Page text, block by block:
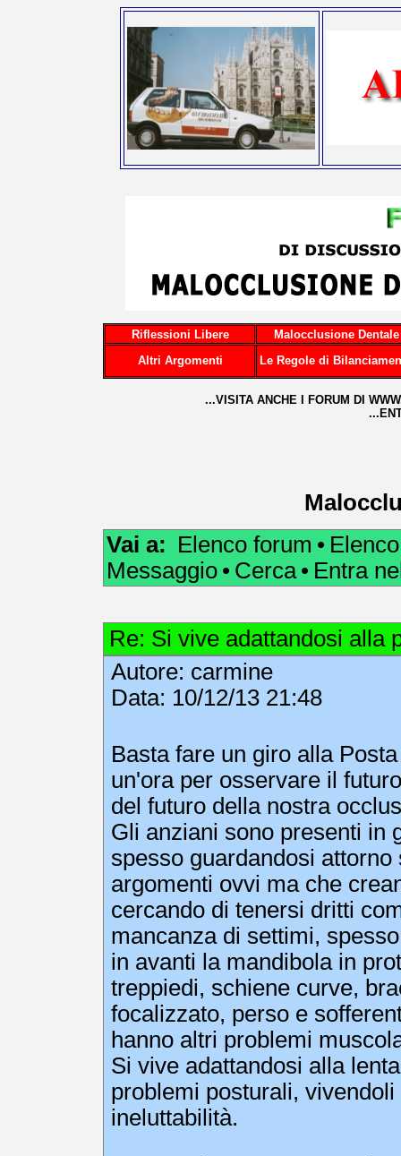
Riflessioni Libere
Malocclusione Dentale
Altri Argomenti
Le Regole di
...VISITA ANCHE I FORUM DI
Vai a: Elenco forum •
Messaggio • Cerca • Entra
Re: Si vive adattandosi alla
Autore: carmine
Data: 10/12/13 21:48
Basta fare un giro alla
un'ora per osservare il
del futuro della nostra
Gli anziani sono presenti in
spesso guardandosi
argomenti ovvi ma che
cercando di tenersi dritti
mancanza di settimi,
in avanti la mandibola in
treppiedi, schiene curve,
focalizzato, perso e
hanno altri problemi
Si vive adattandosi alla
problemi posturali,
ineluttabilità.